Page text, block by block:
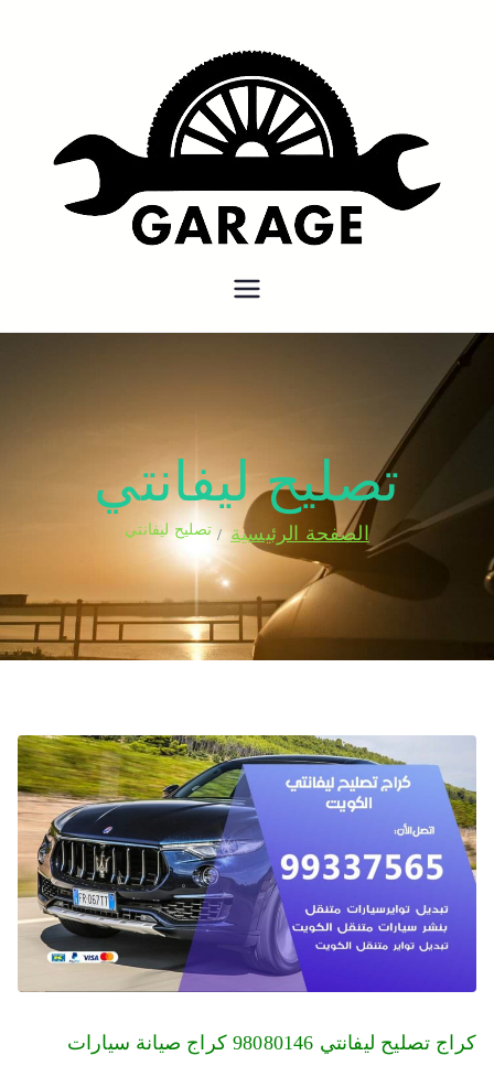
بنشر متنقل
تصليح ليفانتي
الصفحة الرئيسية تصليح ليفانتي
كراج تصليح ليفانتي 98080146‬ كراج صيانة سيارات